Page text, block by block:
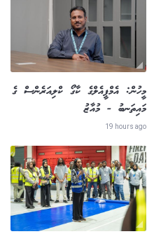
މީހުން: އެމްޕީއެލްގެ ކާގޯ ކްލިއަރެންސް ގެ
މައިތަނބު - މުއާޒު
19 hours ago